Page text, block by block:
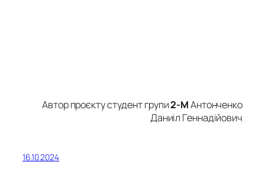
Автор проєкту студент групи2-МАнтонченко
Даниіл Геннадійович
16.10.2024